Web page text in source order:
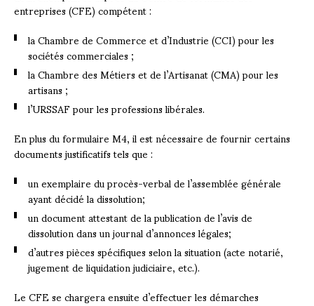
entreprises (CFE) compétent :
la Chambre de Commerce et d’Industrie (CCI) pour les
sociétés commerciales ;
la Chambre des Métiers et de l’Artisanat (CMA) pour les
artisans ;
l’URSSAF pour les professions libérales.
En plus du formulaire M4, il est nécessaire de fournir certains
documents justificatifs tels que :
un exemplaire du procès-verbal de l’assemblée générale
ayant décidé la dissolution;
un document attestant de la publication de l’avis de
dissolution dans un journal d’annonces légales;
d’autres pièces spécifiques selon la situation (acte notarié,
jugement de liquidation judiciaire, etc.).
Le CFE se chargera ensuite d’effectuer les démarches